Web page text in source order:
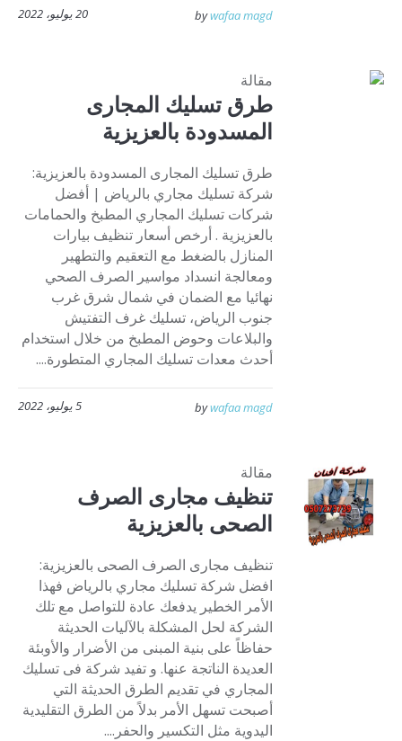
20 يوليو، 2022 bywafaa magd
مقالة
طرق تسليك المجارى
المسدودة بالعزيزية
طرق تسليك المجارى المسدودة بالعزيزية:
شركة تسليك مجاري بالرياض | أفضل
شركات تسليك المجاري المطبخ والحمامات
بالعزيزية . أرخص أسعار تنظيف بيارات
المنازل بالضغط مع التعقيم والتطهير
ومعالجة انسداد مواسير الصرف الصحي
نهائيا مع الضمان في شمال شرق غرب
جنوب الرياض، تسليك غرف التفتيش
والبلاعات وحوض المطبخ من خلال استخدام
أحدث معدات تسليك المجاري المتطورة....
5 يوليو، 2022 bywafaa magd
مقالة
تنظيف مجارى الصرف
الصحى بالعزيزية
تنظيف مجارى الصرف الصحى بالعزيزية:
افضل شركة تسليك مجاري بالرياض فهذا
الأمر الخطير يدفعك عادة للتواصل مع تلك
الشركة لحل المشكلة بالآليات الحديثة
حفاظاً على بنية المبنى من الأضرار والأوبئة
العديدة الناتجة عنها. و تفيد شركة فى تسليك
المجاري في تقديم الطرق الحديثة التي
أصبحت تسهل الأمر بدلاً من الطرق التقليدية
اليدوية مثل التكسير والحفر....